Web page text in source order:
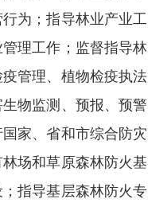
为；指导林业产业工
理工作；监督指导林
管理、植物检疫执法
物监测、预报、预警
家、省和市综合防灾
场和草原森林防火基
指导基层森林防火专